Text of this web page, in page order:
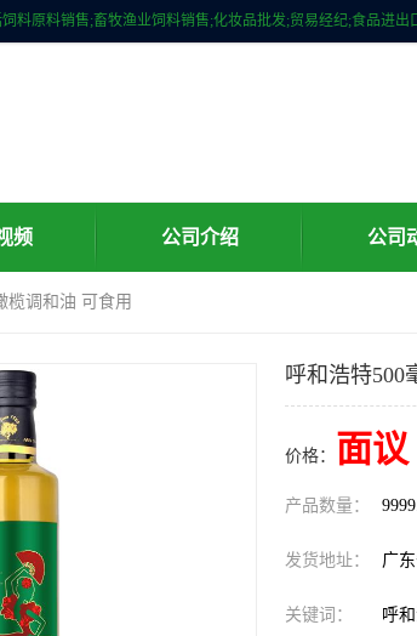
频 公司介绍 公司
榄调和油 可食用
呼和浩特500
价格： 面议
产品数量：
发货地址： 广
关键词： 呼